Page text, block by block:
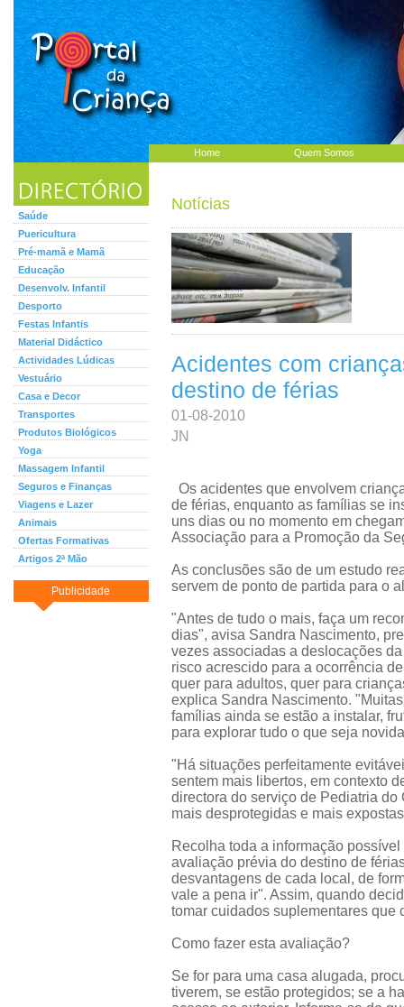
Home Quem Somos
Saúde
Puericultura
Pré-mamã e Mamã
Educação
Desenvolv. Infantil
Desporto
Festas Infantis
Material Didáctico
Actividades Lúdicas
Vestuário
Casa e Decor
Transportes
Produtos Biológicos
Yoga
Massagem Infantil
Seguros e Finanças
Viagens e Lazer
Animais
Ofertas Formativas
Artigos 2ª Mão
Publicidade
Notícias
Acidentes com
destino de férias
01-08-2010
JN
Os acidentes que envolvem
de férias, enquanto as famílias se
uns dias ou no momento em
Associação para a Promoção da
As conclusões são de um estudo
servem de ponto de partida para o
"Antes de tudo o mais, faça um
dias", avisa Sandra Nascimento,
vezes associadas a deslocações
risco acrescido para a ocorrência
quer para adultos, quer para
explica Sandra Nascimento.
famílias ainda se estão a instalar,
para explorar tudo o que seja
"Há situações perfeitamente
sentem mais libertos, em contexto
directora do serviço de Pediatria
mais desprotegidas e mais
Recolha toda a informação
avaliação prévia do destino de
desvantagens de cada local, de
vale a pena ir". Assim, quando
tomar cuidados suplementares que
Como fazer esta avaliação?
Se for para uma casa alugada,
tiverem, se estão protegidos; se a